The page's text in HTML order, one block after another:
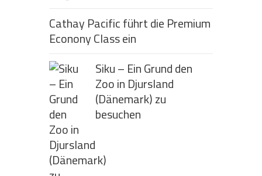
Cathay Pacific führt die Premium
Econony Class ein
Siku – Ein Grund den
Zoo in Djursland
(Dänemark) zu
besuchen